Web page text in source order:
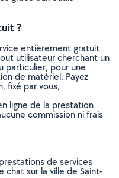
?
entièrement gratuit
utilisateur cherchant un
particulier, pour une
de matériel. Payez
fixé par vous,
ligne de la prestation
commission ni frais
de services
sur la ville de Saint-